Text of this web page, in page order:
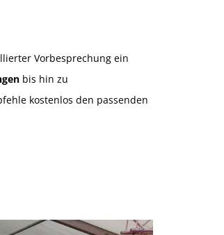
Vorbesprechung ein
bis hin zu
kostenlos den passenden